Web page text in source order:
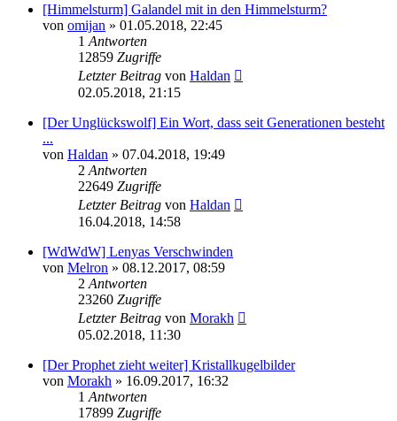
[Himmelsturm] Galandel mit in den Himmelsturm?
von omijan » 01.05.2018, 22:45
1 Antworten
12859 Zugriffe
Letzter Beitrag von Haldan
02.05.2018, 21:15
[Der Unglückswolf] Ein Wort, dass seit Generationen besteht
...
von Haldan » 07.04.2018, 19:49
2 Antworten
22649 Zugriffe
Letzter Beitrag von Haldan
16.04.2018, 14:58
[WdWdW] Lenyas Verschwinden
von Melron » 08.12.2017, 08:59
2 Antworten
23260 Zugriffe
Letzter Beitrag von Morakh
05.02.2018, 11:30
[Der Prophet zieht weiter] Kristallkugelbilder
von Morakh » 16.09.2017, 16:32
1 Antworten
17899 Zugriffe